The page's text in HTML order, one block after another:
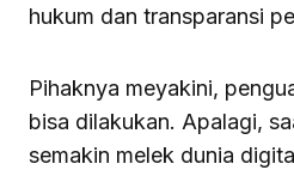
hukum dan transparansi
Pihaknya meyakini,
bisa dilakukan. Apalagi,
semakin melek dunia